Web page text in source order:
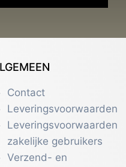
Contact
Leveringsvoorwaarden
Leveringsvoorwaarden
zakelijke gebruikers
Verzend- en